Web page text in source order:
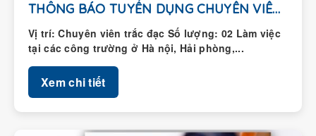
THÔNG BÁO TUYỂN DỤNG CHUYÊN VIÊN TRẮC ĐẠC
Vị trí: Chuyên viên trắc đạc Số lượng: 02 Làm việc
tại các công trường ở Hà nội, Hải phòng,...
Xem chi tiết